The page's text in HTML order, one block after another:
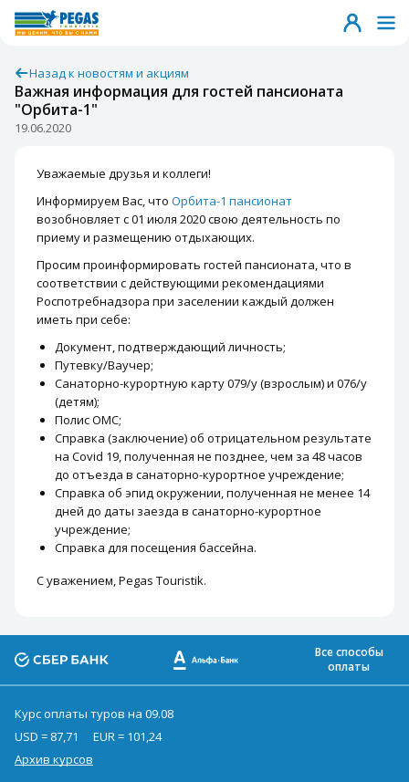
Назад к новостям и акциям
Важная информация для гостей пансионата
"Орбита-1"
19.06.2020
Уважаемые друзья и коллеги!
Информируем Вас, что Орбита-1 пансионат
возобновляет с 01 июля 2020 свою деятельность по
приему и размещению отдыхающих.
Просим проинформировать гостей пансионата, что в
соответствии с действующими рекомендациями
Роспотребнадзора при заселении каждый должен
иметь при себе:
Документ, подтверждающий личность;
Путевку/Ваучер;
Санаторно-курортную карту 079/у (взрослым) и 076/у
(детям);
Полис ОМС;
Справка (заключение) об отрицательном результате
на Covid 19, полученная не позднее, чем за 48 часов
до отъезда в санаторно-курортное учреждение;
Справка об эпид окружении, полученная не менее 14
дней до даты заезда в санаторно-курортное
учреждение;
Справка для посещения бассейна.
С уважением, Pegas Touristik.
Все способы
оплаты
Курс оплаты туров на 09.08
USD = 87,71
EUR = 101,24
Архив курсов